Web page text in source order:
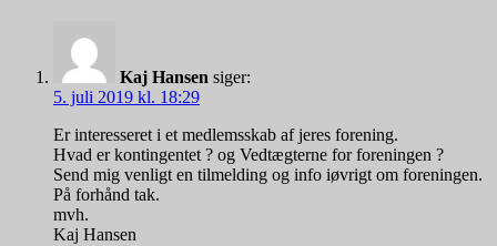
Kaj Hansen siger:
5. juli 2019 kl. 18:29
Er interesseret i et medlemsskab af jeres forening.
Hvad er kontingentet ? og Vedtægterne for foreningen ?
Send mig venligt en tilmelding og info iøvrigt om foreningen.
På forhånd tak.
mvh.
Kaj Hansen